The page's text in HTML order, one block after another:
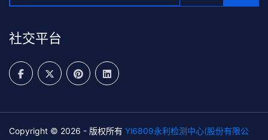
社交平台
Copyright © 2026 - 版权所有 Yl6809永利检测中心(股份有限公